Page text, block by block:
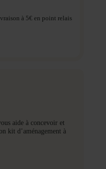
à 5€ en point relais
aide à concevoir et
kit d’aménagement à